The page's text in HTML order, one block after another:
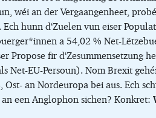
wéi an der Vergaangenheet,
hunn d‘Zuelen vun eiser
a 54,02 % Net-
Propose fir d‘Zesummensetzung
Net-EU-Persoun). Nom Brexit
Ost- an Nordeuropa bei aus. Ech
een Anglophon sichen? Konkret: